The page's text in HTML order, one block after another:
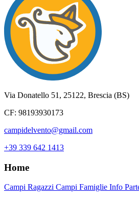
Via Donatello 51, 25122, Brescia (BS)
CF: 98193930173
campidelvento@gmail.com
+39 339 642 1413
Home
Campi Ragazzi Campi Famiglie Info